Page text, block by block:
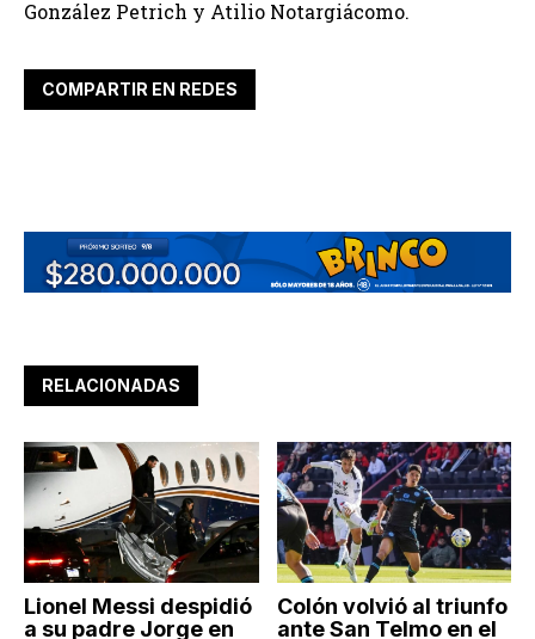
González Petrich y Atilio Notargiácomo.
COMPARTIR EN REDES
RELACIONADAS
Lionel Messi despidió
a su padre Jorge en
Colón volvió al triunfo
ante San Telmo en el